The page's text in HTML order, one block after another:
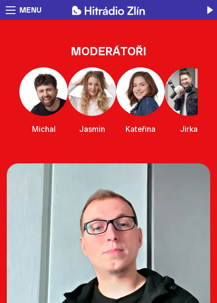
MENU
MODERÁTOŘI
Michal Jasmin Kateřina Jirka